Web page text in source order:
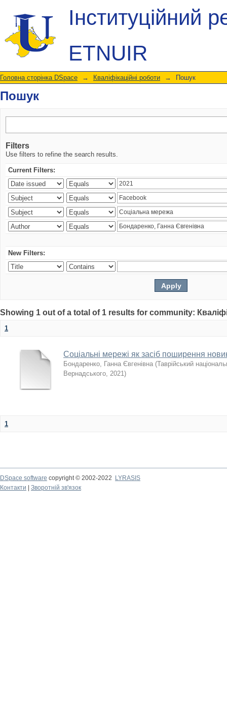
Інституційний
ETNUIR
Головна сторінка DSpace → Кваліфікаційні роботи → Пошук
Пошук
Filters
Use filters to refine the search results.
Current Filters:
New Filters:
Showing 1 out of a total of 1 results for community:
1
Соціальні мережі як засіб поширення
Бондаренко, Ганна Євгенівна (Таврійський
Вернадського, 2021)
1
DSpace software copyright © 2002-2022
LYRASIS
Контакти
Зворотній зв'язок